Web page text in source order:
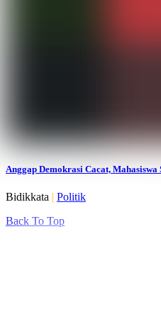
Anggap Demokrasi Cacat,
Bidikkata | Politik
Back To Top